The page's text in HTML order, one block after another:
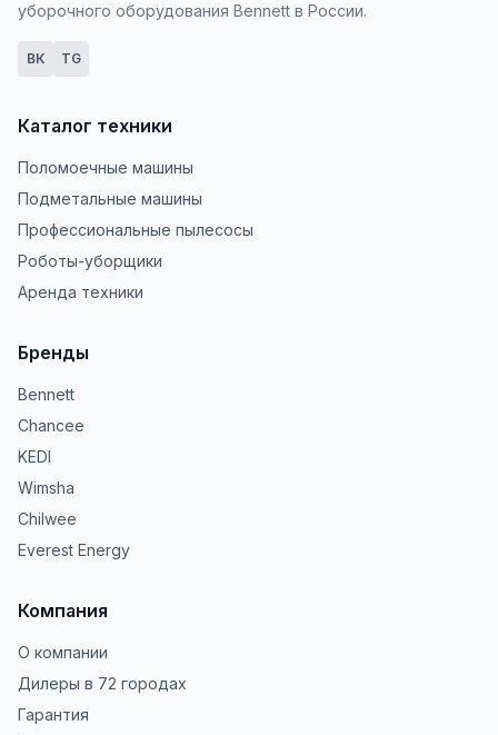
уборочного оборудования Bennett в России.
ВК TG
Каталог техники
Поломоечные машины
Подметальные машины
Профессиональные пылесосы
Роботы-уборщики
Аренда техники
Бренды
Bennett
Chancee
KEDI
Wimsha
Chilwee
Everest Energy
Компания
О компании
Дилеры в 72 городах
Гарантия